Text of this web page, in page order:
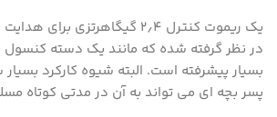
یک ریموت کنترل ۲٫۴ گیگاهرتزی
در نظر گرفته شده که مانند یک دسته
بسیار پیشرفته است. البته شیوه کارکرد
پسر بچه ای می تواند به آن در مدتی کوتاه